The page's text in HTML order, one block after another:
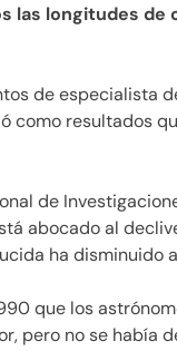
las longitudes de
de especialista
como resultados
de
abocado al
ha disminuido
que los
pero no se había